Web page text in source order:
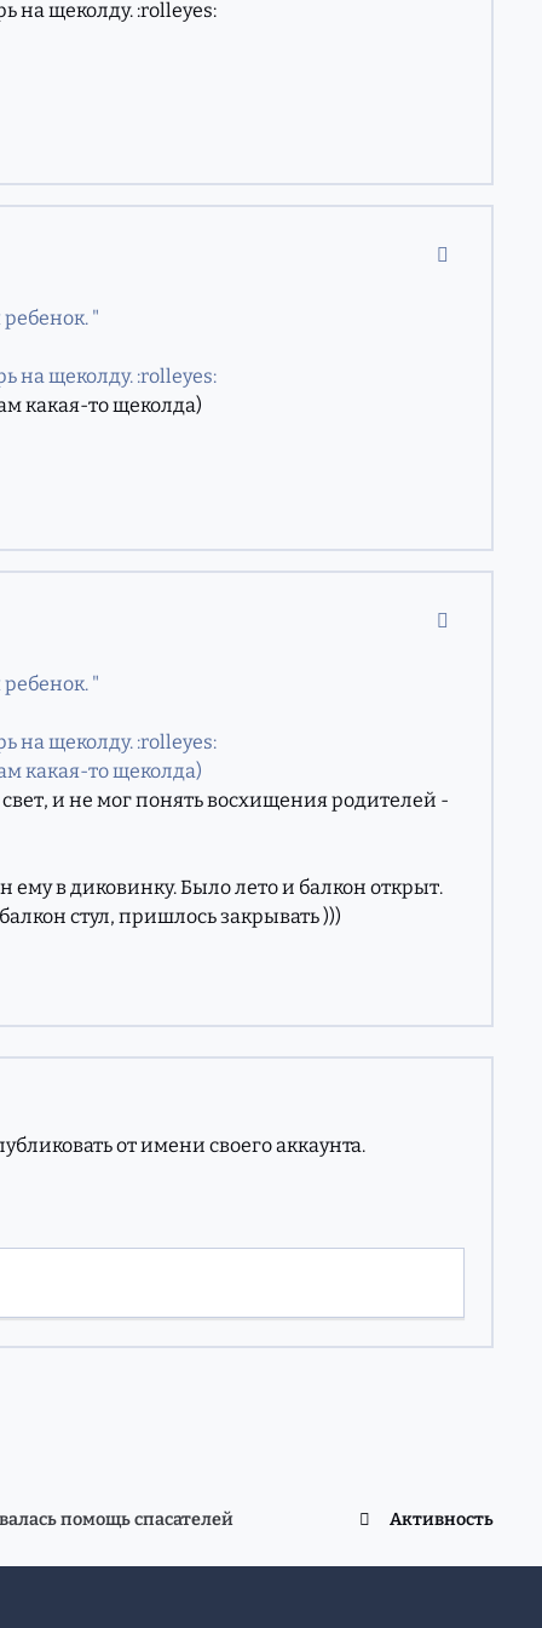
на щеколду. :rolleyes:
"
на щеколду. :rolleyes:
какая-то щеколда)
"
на щеколду. :rolleyes:
какая-то щеколда)
и не мог понять восхищения родителей -
ему в диковинку. Было лето и балкон открыт.
стул, пришлось закрывать )))
от имени своего аккаунта.
помощь спасателей Активность